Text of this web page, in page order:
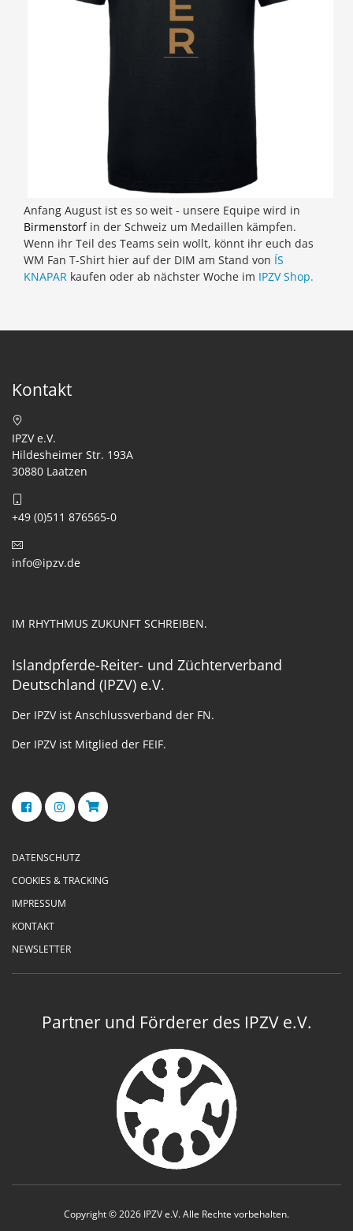
Anfang August ist es so weit - unsere Equipe wird in
Birmenstorf in der Schweiz um Medaillen kämpfen.
Wenn ihr Teil des Teams sein wollt, könnt ihr euch das
WM Fan T-Shirt hier auf der DIM am Stand von ÍS
KNAPAR kaufen oder ab nächster Woche im IPZV Shop.
Kontakt
IPZV e.V.
Hildesheimer Str. 193A
30880 Laatzen
+49 (0)511 876565-0
info@ipzv.de
IM RHYTHMUS ZUKUNFT SCHREIBEN.
Islandpferde-Reiter- und Züchterverband
Deutschland (IPZV) e.V.
Der IPZV ist Anschlussverband der FN.
Der IPZV ist Mitglied der FEIF.
DATENSCHUTZ
COOKIES & TRACKING
IMPRESSUM
KONTAKT
NEWSLETTER
Partner und Förderer des IPZV e.V.
Copyright © 2026 IPZV e.V. Alle Rechte vorbehalten.